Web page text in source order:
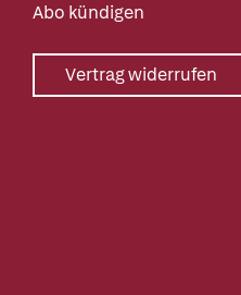
Abo kündigen
Vertrag widerrufen